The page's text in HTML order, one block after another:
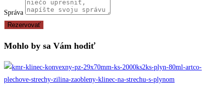
Správa
Rezervovať
Mohlo by sa Vám hodiť